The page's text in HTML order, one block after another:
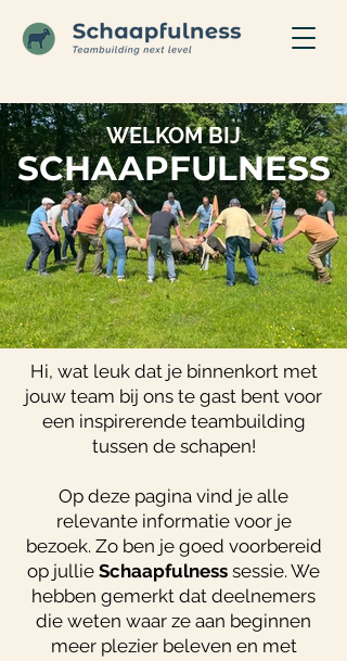
WELKOM BIJ
SCHAAPFULNESS
Hi, wat leuk dat je binnenkort met
jouw team bij ons te gast bent voor
een inspirerende teambuilding
tussen de schapen!
Op deze pagina vind je alle
relevante informatie voor je
bezoek. Zo ben je goed voorbereid
op jullie Schaapfulness sessie. We
hebben gemerkt dat deelnemers
die weten waar ze aan beginnen
meer plezier beleven en met